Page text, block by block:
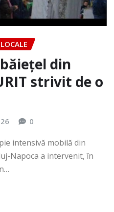
băiețel din
strivit de o
0
intensivă mobilă din
Napoca a intervenit, în